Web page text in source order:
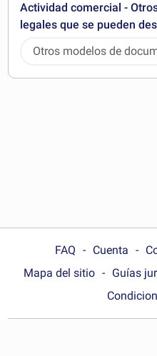
Actividad comercial -
legales que se pueden
Otros modelos de
pueden descargar
FAQ Cuenta
Mapa del sitio
Guías